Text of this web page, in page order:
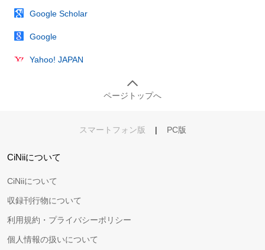
Google Scholar
Google
Yahoo! JAPAN
ページトップへ
スマートフォン版 | PC版
CiNiiについて
CiNiiについて
収録刊行物について
利用規約・プライバシーポリシー
個人情報の扱いについて